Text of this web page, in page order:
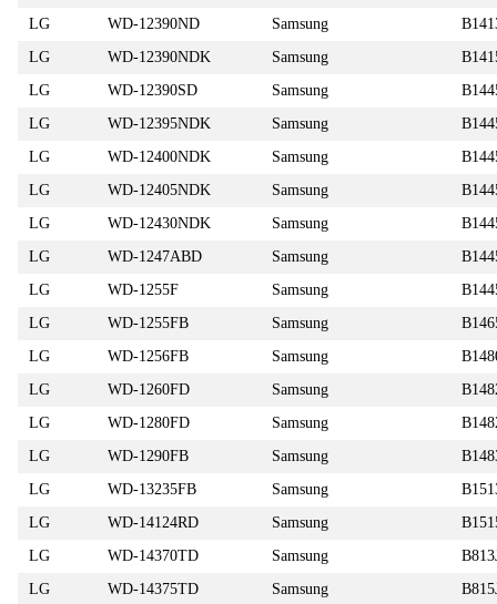
LG
WD-12390ND Samsung
LG
WD-12390NDK Samsung
LG
WD-12390SD Samsung
LG
WD-12395NDK Samsung
LG
WD-12400NDK Samsung
LG
WD-12405NDK Samsung
LG
WD-12430NDK Samsung
LG
WD-1247ABD Samsung
LG
WD-1255F Samsung
LG
WD-1255FB Samsung
LG
WD-1256FB Samsung
LG
WD-1260FD Samsung
LG
WD-1280FD Samsung
LG
WD-1290FB Samsung
LG
WD-13235FB Samsung
LG
WD-14124RD Samsung
LG
WD-14370TD Samsung
LG
WD-14375TD Samsung